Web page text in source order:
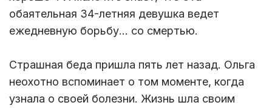
обаятельная 34-летняя девушка ведет
ежедневную борьбу… со смертью.
Страшная беда пришла пять лет назад. Ольга
неохотно вспоминает о том моменте, когда
узнала о своей болезни. Жизнь шла своим